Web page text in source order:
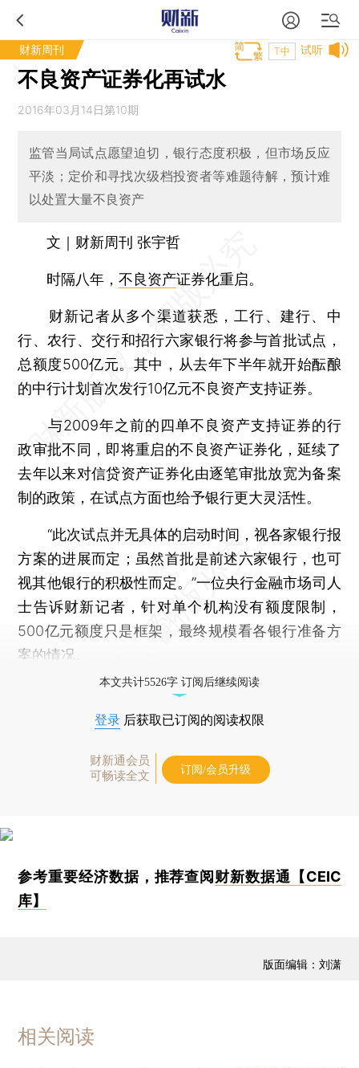
财新周刊 试听
T中
不良资产证券化再试水
2016年03月14日第10期
监管当局试点愿望迫切，银行态度积极，但市场反应
平淡；定价和寻找次级档投资者等难题待解，预计难
以处置大量不良资产
文｜财新周刊 张宇哲
时隔八年，不良资产证券化重启。
财新记者从多个渠道获悉，工行、建行、中
行、农行、交行和招行六家银行将参与首批试点，
总额度500亿元。其中，从去年下半年就开始酝酿
的中行计划首次发行10亿元不良资产支持证券。
与2009年之前的四单不良资产支持证券的行
政审批不同，即将重启的不良资产证券化，延续了
去年以来对信贷资产证券化由逐笔审批放宽为备案
制的政策，在试点方面也给予银行更大灵活性。
“此次试点并无具体的启动时间，视各家银行报
方案的进展而定；虽然首批是前述六家银行，也可
视其他银行的积极性而定。”一位央行金融市场司人
士告诉财新记者，针对单个机构没有额度限制，
500亿元额度只是框架，最终规模看各银行准备方
案的情况。
本文共计5526字 订阅后继续阅读
登录 后获取已订阅的阅读权限
财新通会员
可畅读全文
订阅/会员升级
参考重要经济数据，推荐查阅 财新数据通【CEIC
库】
版面编辑：刘潇
相关阅读